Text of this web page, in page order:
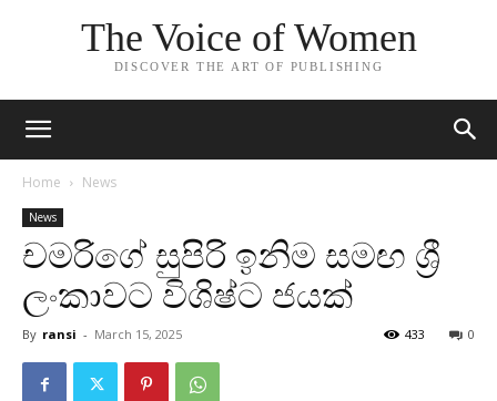
The Voice of Women
DISCOVER THE ART OF PUBLISHING
Home News
News
චමරිගේ සුපිරි ඉනිම සමඟ ශ්‍රී
ලංකාවට විශිෂ්ට ජයක්
By ransi - March 15, 2025 0
433